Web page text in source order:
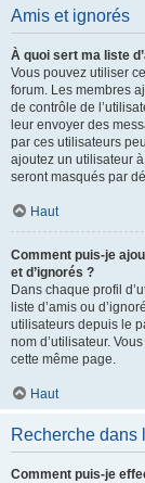
Amis et ignorés
À quoi sert ma liste
Vous pouvez utiliser
forum. Les membres
de contrôle de
leur envoyer des
par ces utilisateurs
ajoutez un utilisateur
seront masqués par
Haut
Comment puis-je
et d’ignorés ?
Dans chaque profil
liste d’amis ou
utilisateurs depuis le
nom d’utilisateur.
cette même page.
Haut
Recherche dans
Comment puis-je